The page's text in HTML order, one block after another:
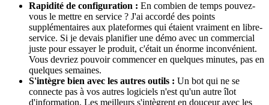
Rapidité de configuration : En combien de temps pouvez-
vous le mettre en service ? J'ai accordé des points
supplémentaires aux plateformes qui étaient vraiment en libre-
service. Si je devais planifier une démo avec un commercial
juste pour essayer le produit, c'était un énorme inconvénient.
Vous devriez pouvoir commencer en quelques minutes, pas en
quelques semaines.
S'intègre bien avec les autres outils : Un bot qui ne se
connecte pas à vos autres logiciels n'est qu'un autre îlot
d'information. Les meilleurs s'intègrent en douceur avec les